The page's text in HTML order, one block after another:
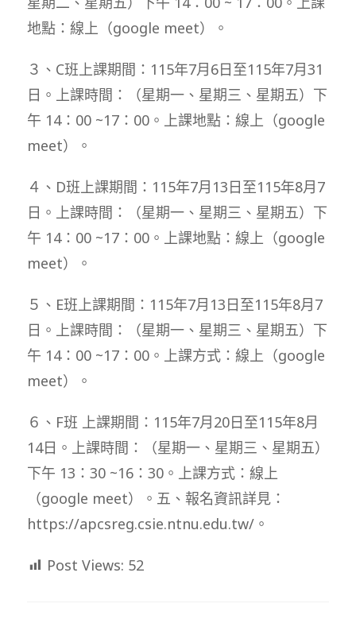
地點：線上（google meet）。
３、C班上課期間：115年7月6日至115年7月31
日。上課時間：（星期一、星期三、星期五）下
午 14：00 ~17：00。上課地點：線上（google
meet）。
４、D班上課期間：115年7月13日至115年8月7
日。上課時間：（星期一、星期三、星期五）下
午 14：00 ~17：00。上課地點：線上（google
meet）。
５、E班上課期間：115年7月13日至115年8月7
日。上課時間：（星期一、星期三、星期五）下
午 14：00 ~17：00。上課方式：線上（google
meet）。
６、F班 上課期間：115年7月20日至115年8月
14日。上課時間：（星期一、星期三、星期五）
下午 13：30 ~16：30。上課方式：線上
（google meet）。五、報名資訊詳見：
https://apcsreg.csie.ntnu.edu.tw/。
Post Views: 52